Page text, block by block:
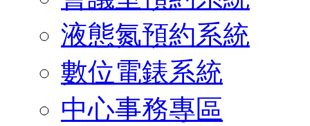
液態氮預約系統
數位電錶系統
中心事務專區